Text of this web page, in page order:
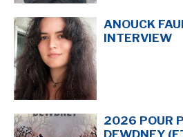
CONTACT
FORUM
EDITIONS ACTUSF
EMAGINAIRE
MES PREMIÈRES LECTURES
ANOUCK
INTERVIEW
2026 POUR
DEWDNEY